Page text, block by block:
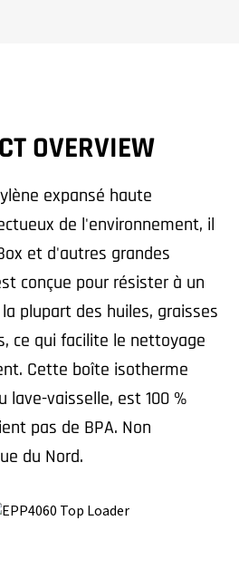
OVERVIEW
expansé haute
de l'environnement, il
et d'autres grandes
conçue pour résister à un
plupart des huiles, graisses
ce qui facilite le nettoyage
Cette boîte isotherme
lave-vaisselle, est 100 %
pas de BPA. Non
du Nord.